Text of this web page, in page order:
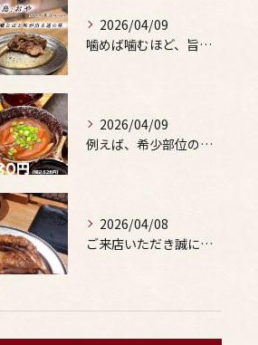
2026/04/09
噛めば噛むほど、旨みがあふれる。
2026/04/09
例えば、希少部位の串を試したり、季節限定の地酒を味わったりす...
2026/04/08
ご来店いただき誠にありがとうございます。